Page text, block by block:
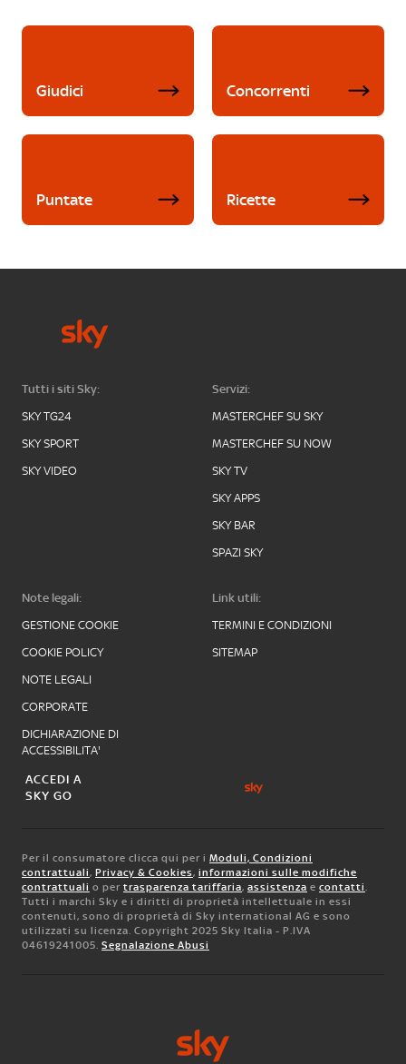
Giudici Concorrenti
Puntate Ricette
Tutti i siti Sky:
SKY TG24
SKY SPORT
SKY VIDEO
Servizi:
MASTERCHEF SU SKY
MASTERCHEF SU NOW
SKY TV
SKY APPS
SKY BAR
SPAZI SKY
Note legali:
GESTIONE COOKIE
COOKIE POLICY
NOTE LEGALI
CORPORATE
DICHIARAZIONE DI
ACCESSIBILITA'
Link utili:
TERMINI E CONDIZIONI
SITEMAP
ACCEDI A
SKY GO
Per il consumatore clicca qui per i Moduli, Condizioni
contrattuali, Privacy & Cookies, informazioni sulle modifiche
contrattuali o per trasparenza tariffaria, assistenza e contatti.
Tutti i marchi Sky e i diritti di proprietà intellettuale in essi
contenuti, sono di proprietà di Sky international AG e sono
utilizzati su licenza. Copyright 2025 Sky Italia - P.IVA
04619241005. Segnalazione Abusi